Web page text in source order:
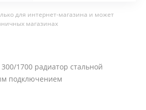
для интернет-магазина и может
магазинах
1700 радиатор стальной
подключением